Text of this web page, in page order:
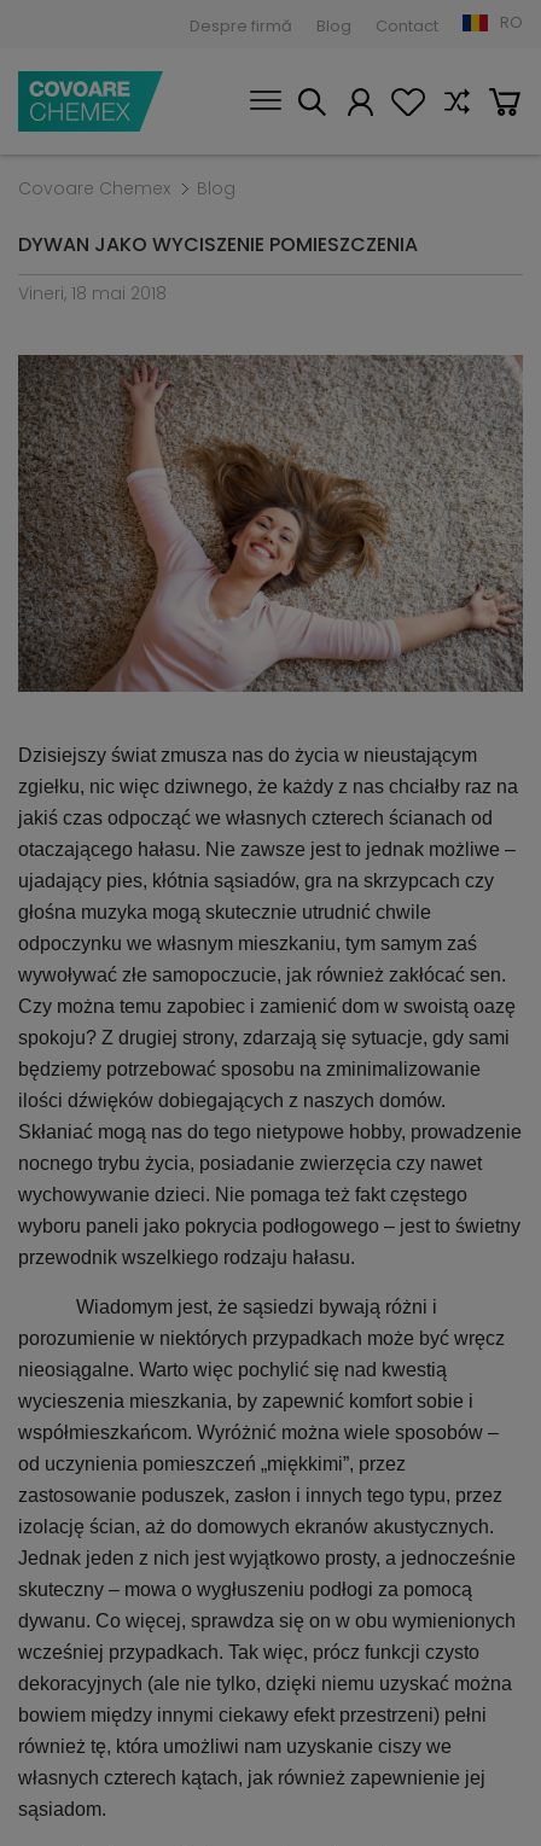
Despre firmă Blog Contact RO
Covoare Chemex Blog
DYWAN JAKO WYCISZENIE POMIESZCZENIA
Vineri, 18 mai 2018
Dzisiejszy świat zmusza nas do życia w nieustającym
zgiełku, nic więc dziwnego, że każdy z nas chciałby raz na
jakiś czas odpocząć we własnych czterech ścianach od
otaczającego hałasu. Nie zawsze jest to jednak możliwe –
ujadający pies, kłótnia sąsiadów, gra na skrzypcach czy
głośna muzyka mogą skutecznie utrudnić chwile
odpoczynku we własnym mieszkaniu, tym samym zaś
wywoływać złe samopoczucie, jak również zakłócać sen.
Czy można temu zapobiec i zamienić dom w swoistą oazę
spokoju? Z drugiej strony, zdarzają się sytuacje, gdy sami
będziemy potrzebować sposobu na zminimalizowanie
ilości dźwięków dobiegających z naszych domów.
Skłaniać mogą nas do tego nietypowe hobby, prowadzenie
nocnego trybu życia, posiadanie zwierzęcia czy nawet
wychowywanie dzieci. Nie pomaga też fakt częstego
wyboru paneli jako pokrycia podłogowego – jest to świetny
przewodnik wszelkiego rodzaju hałasu.
Wiadomym jest, że sąsiedzi bywają różni i
porozumienie w niektórych przypadkach może być wręcz
nieosiągalne. Warto więc pochylić się nad kwestią
wycieszenia mieszkania, by zapewnić komfort sobie i
współmieszkańcom. Wyróżnić można wiele sposobów –
od uczynienia pomieszczeń „miękkimi”, przez
zastosowanie poduszek, zasłon i innych tego typu, przez
izolację ścian, aż do domowych ekranów akustycznych.
Jednak jeden z nich jest wyjątkowo prosty, a jednocześnie
skuteczny – mowa o wygłuszeniu podłogi za pomocą
dywanu. Co więcej, sprawdza się on w obu wymienionych
wcześniej przypadkach. Tak więc, prócz funkcji czysto
dekoracyjnych (ale nie tylko, dzięki niemu uzyskać można
bowiem między innymi ciekawy efekt przestrzeni) pełni
również tę, która umożliwi nam uzyskanie ciszy we
własnych czterech kątach, jak również zapewnienie jej
sąsiadom.